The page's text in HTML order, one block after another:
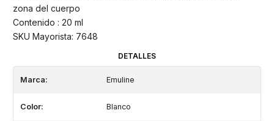
zona del cuerpo
Contenido : 20 ml
SKU Mayorista: 7648
DETALLES
Marca: Emuline
Color: Blanco